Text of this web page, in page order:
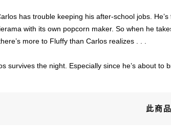
has trouble keeping his after-school jobs.
with its own popcorn maker. So when he
more to Fluffy than Carlos realizes . . .
survives the night. Especially since he’s about to
此商